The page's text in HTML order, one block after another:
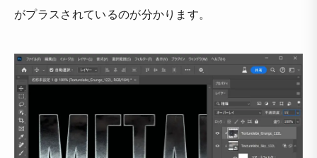
がプラスされているのが分かります。